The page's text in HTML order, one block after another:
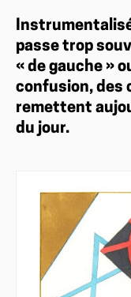
passe trop
« de gauche »
confusion, des
remettent
du jour.